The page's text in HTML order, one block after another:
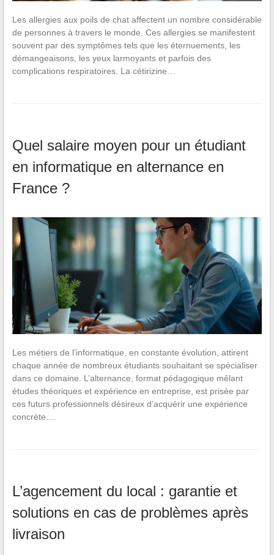
Les allergies aux poils de chat affectent un nombre considérable
de personnes à travers le monde. Ces allergies se manifestent
souvent par des symptômes tels que les éternuements, les
démangeaisons, les yeux larmoyants et parfois des
complications respiratoires. La cétirizine…
Quel salaire moyen pour un étudiant
en informatique en alternance en
France ?
Les métiers de l’informatique, en constante évolution, attirent
chaque année de nombreux étudiants souhaitant se spécialiser
dans ce domaine. L’alternance, format pédagogique mêlant
études théoriques et expérience en entreprise, est prisée par
ces futurs professionnels désireux d’acquérir une expérience
concrète.…
L’agencement du local : garantie et
solutions en cas de problèmes après
livraison